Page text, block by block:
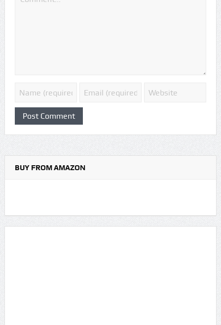
BUY FROM AMAZON